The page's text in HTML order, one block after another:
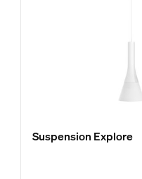
Suspension Explore